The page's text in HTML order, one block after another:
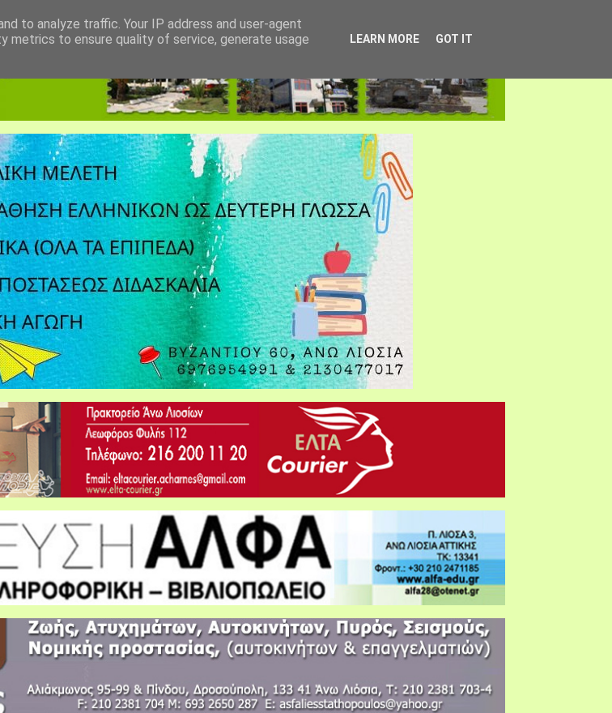
to analyze traffic. Your IP address and user-agent
metrics to ensure quality of service, generate usage
LEARN MORE GOT IT